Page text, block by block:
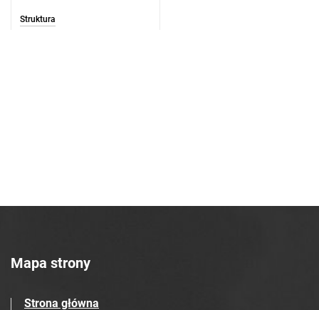
Struktura
Mapa strony
Strona główna